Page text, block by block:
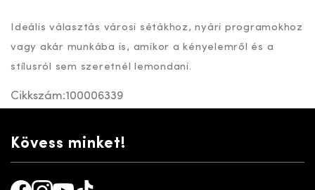
Ideális választás városi sétákhoz, nyári programokhoz
vagy akár munkába is, amikor a kényelemről és a
stílusról sem szeretnél lemondani.
Cikkszám:100006339
Kövess minket!